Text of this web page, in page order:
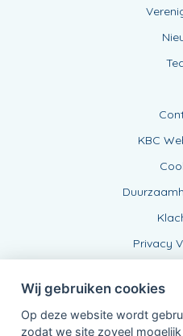
KBC
Privacy
Wij gebruiken cookies
Op deze website wordt
zodat we site zoveel